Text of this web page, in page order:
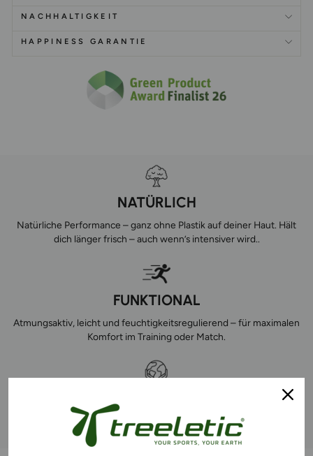
NACHHALTIGKEIT
HAPPINESS GARANTIE
NATÜRLICH
Natürliche Performance – ganz ohne Plastik auf deiner Haut. Hält
dich länger frisch – auch wenn’s intensiver wird..
FUNKTIONAL
Atmungsaktiv, leicht und feuchtigkeitsregulierend – für maximalen
Komfort im Training oder Match.
Unsere Materialien reduzieren bis zu 80 % Co2 und schonen
natürliche Ressourcen. So verbindest du Sport mit Impact.